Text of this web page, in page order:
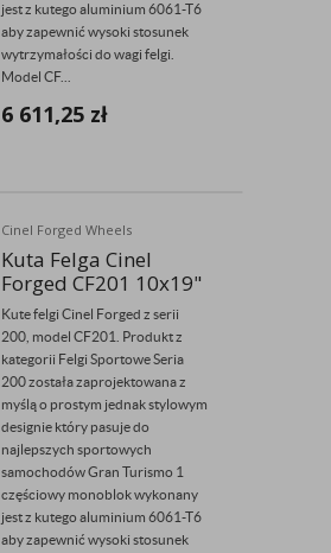
jest z kutego aluminium 6061-T6
aby zapewnić wysoki stosunek
wytrzymałości do wagi felgi.
Model CF...
6 611,25 zł
Cinel Forged Wheels
Kuta Felga Cinel
Forged CF201 10x19"
Kute felgi Cinel Forged z serii
200, model CF201. Produkt z
kategorii Felgi Sportowe Seria
200 została zaprojektowana z
myślą o prostym jednak stylowym
designie który pasuje do
najlepszych sportowych
samochodów Gran Turismo 1
częściowy monoblok wykonany
jest z kutego aluminium 6061-T6
aby zapewnić wysoki stosunek